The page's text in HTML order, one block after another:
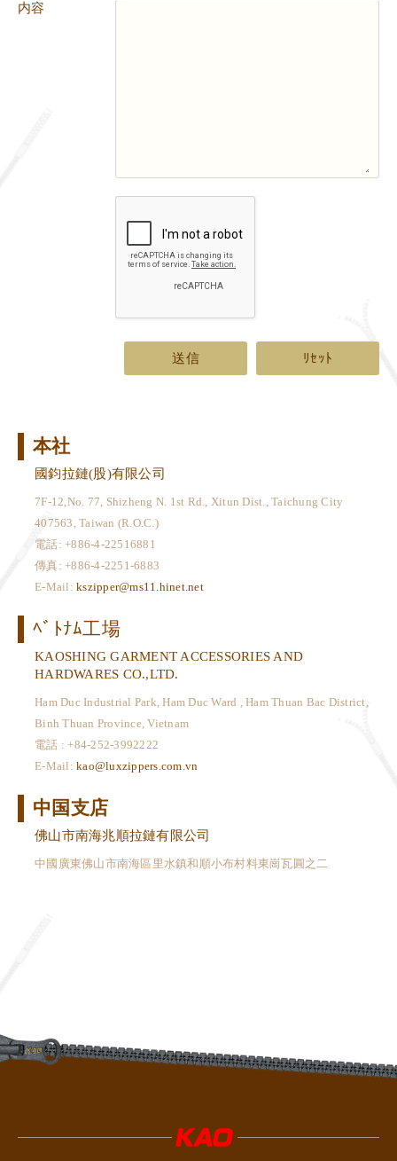
内容
送信 ﾘｾｯﾄ
本社
國鈞拉鏈(股)有限公司
7F-12,No. 77, Shizheng N. 1st Rd., Xitun Dist., Taichung City
407563, Taiwan (R.O.C.)
電話: +886-4-22516881
傳真: +886-4-2251-6883
E-Mail: kszipper@ms11.hinet.net
ﾍﾞﾄﾅﾑ工場
KAOSHING GARMENT ACCESSORIES AND
HARDWARES CO.,LTD.
Ham Duc Industrial Park, Ham Duc Ward , Ham Thuan Bac District,
Binh Thuan Province, Vietnam
電話 : +84-252-3992222
E-Mail: kao@luxzippers.com.vn
中国支店
佛山市南海兆順拉鏈有限公司
中國廣東佛山市南海區里水鎮和順小布村料東崗瓦圓之二